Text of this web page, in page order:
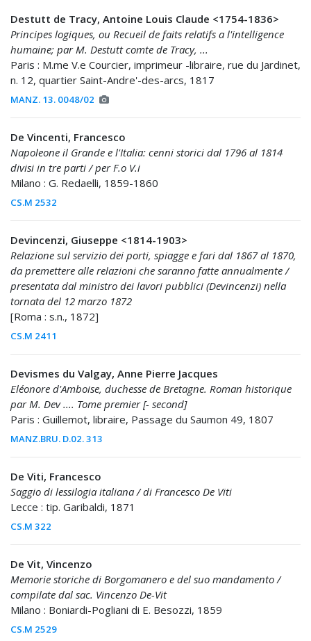
Destutt de Tracy, Antoine Louis Claude <1754-1836>
Principes logiques, ou Recueil de faits relatifs a l'intelligence
humaine; par M. Destutt comte de Tracy, ...
Paris : M.me V.e Courcier, imprimeur -libraire, rue du Jardinet,
n. 12, quartier Saint-Andre'-des-arcs, 1817
MANZ. 13. 0048/02
De Vincenti, Francesco
Napoleone il Grande e l'Italia: cenni storici dal 1796 al 1814
divisi in tre parti / per F.o V.i
Milano : G. Redaelli, 1859-1860
CS.M 2532
Devincenzi, Giuseppe <1814-1903>
Relazione sul servizio dei porti, spiagge e fari dal 1867 al 1870,
da premettere alle relazioni che saranno fatte annualmente /
presentata dal ministro dei lavori pubblici (Devincenzi) nella
tornata del 12 marzo 1872
[Roma : s.n., 1872]
CS.M 2411
Devismes du Valgay, Anne Pierre Jacques
Eléonore d'Amboise, duchesse de Bretagne. Roman historique
par M. Dev .... Tome premier [- second]
Paris : Guillemot, libraire, Passage du Saumon 49, 1807
MANZ.BRU. D.02. 313
De Viti, Francesco
Saggio di lessilogia italiana / di Francesco De Viti
Lecce : tip. Garibaldi, 1871
CS.M 322
De Vit, Vincenzo
Memorie storiche di Borgomanero e del suo mandamento /
compilate dal sac. Vincenzo De-Vit
Milano : Boniardi-Pogliani di E. Besozzi, 1859
CS.M 2529